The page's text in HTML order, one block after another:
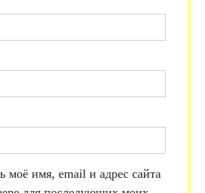
моё имя, email и адрес сайта